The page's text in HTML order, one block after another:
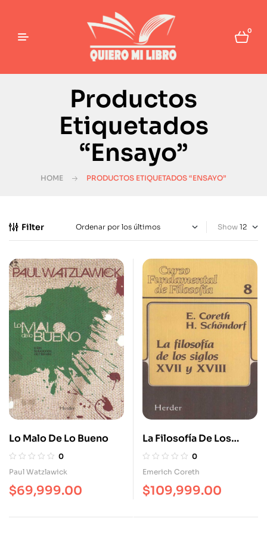
0
Productos
Etiquetados
“Ensayo”
HOME PRODUCTOS ETIQUETADOS “ENSAYO”
Filter Show
Lo Malo De Lo Bueno
0
Paul Watzlawick
$69,999.00
La Filosofía De Los
Siglos XVII Y XVIII.
Curso Fundamental De
0
Emerich Coreth
$109,999.00